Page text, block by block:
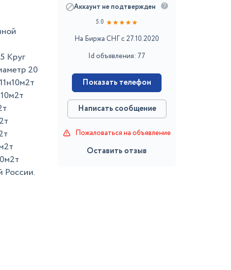
Круг
20
России.
Аккаунт не подтвержден
5.0
На Биржа СНГ с 27.10.2020
Id объявления: 77
Показать телефон
Написать сообщение
Пожаловаться на объявление
Оставить отзыв